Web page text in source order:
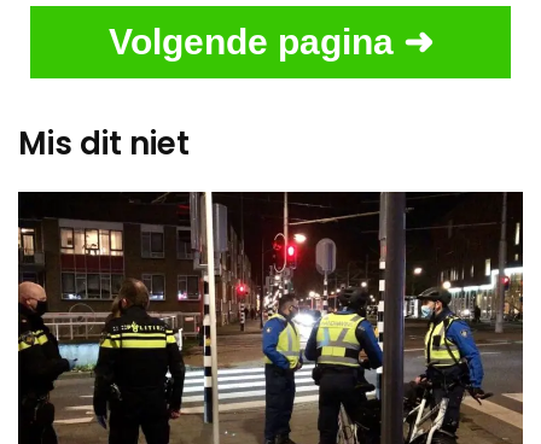
Volgende pagina ➜
Mis dit niet